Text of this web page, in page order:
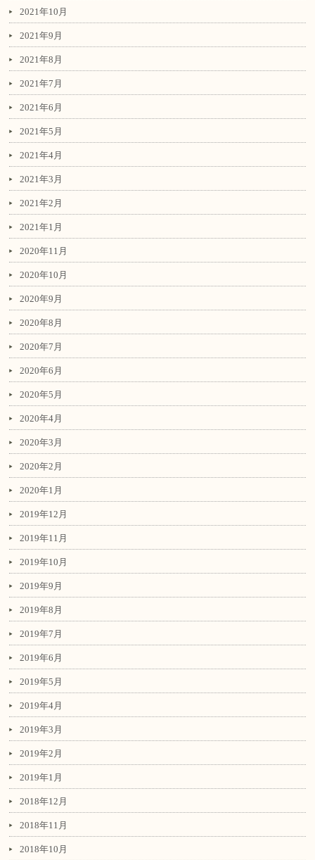
2021年10月
2021年9月
2021年8月
2021年7月
2021年6月
2021年5月
2021年4月
2021年3月
2021年2月
2021年1月
2020年11月
2020年10月
2020年9月
2020年8月
2020年7月
2020年6月
2020年5月
2020年4月
2020年3月
2020年2月
2020年1月
2019年12月
2019年11月
2019年10月
2019年9月
2019年8月
2019年7月
2019年6月
2019年5月
2019年4月
2019年3月
2019年2月
2019年1月
2018年12月
2018年11月
2018年10月